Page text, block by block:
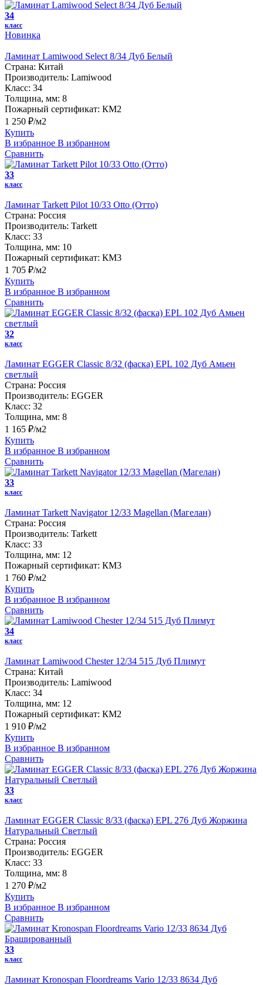
34
класс
Новинка
Ламинат Lamiwood Select 8/34 Дуб Белый
Страна: Китай
Производитель: Lamiwood
Класс: 34
Толщина, мм: 8
Пожарный сертификат: КМ2
1 250 ₽/м2
Купить
В избранное В избранном
Сравнить
33
класс
Ламинат Tarkett Pilot 10/33 Otto (Отто)
Страна: Россия
Производитель: Tarkett
Класс: 33
Толщина, мм: 10
Пожарный сертификат: КМ3
1 705 ₽/м2
Купить
В избранное В избранном
Сравнить
32
класс
Ламинат EGGER Classic 8/32 (фаска) EPL 102 Дуб Амьен
светлый
Страна: Россия
Производитель: EGGER
Класс: 32
Толщина, мм: 8
1 165 ₽/м2
Купить
В избранное В избранном
Сравнить
33
класс
Ламинат Tarkett Navigator 12/33 Magellan (Магелан)
Страна: Россия
Производитель: Tarkett
Класс: 33
Толщина, мм: 12
Пожарный сертификат: КМ3
1 760 ₽/м2
Купить
В избранное В избранном
Сравнить
34
класс
Ламинат Lamiwood Chester 12/34 515 Дуб Плимут
Страна: Китай
Производитель: Lamiwood
Класс: 34
Толщина, мм: 12
Пожарный сертификат: КМ2
1 910 ₽/м2
Купить
В избранное В избранном
Сравнить
33
класс
Ламинат EGGER Classic 8/33 (фаска) EPL 276 Дуб Жоржина
Натуральный Светлый
Страна: Россия
Производитель: EGGER
Класс: 33
Толщина, мм: 8
1 270 ₽/м2
Купить
В избранное В избранном
Сравнить
33
класс
Ламинат Kronospan Floordreams Vario 12/33 8634 Дуб